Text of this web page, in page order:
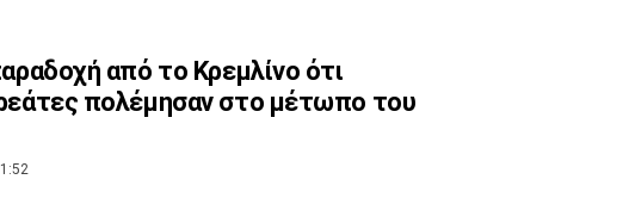
από το Κρεμλίνο ότι
πολέμησαν στο μέτωπο του